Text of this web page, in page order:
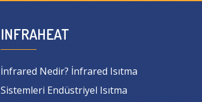
INFRAHEAT
İnfrared Nedir? İnfrared Isıtma
Sistemleri Endüstriyel Isıtma